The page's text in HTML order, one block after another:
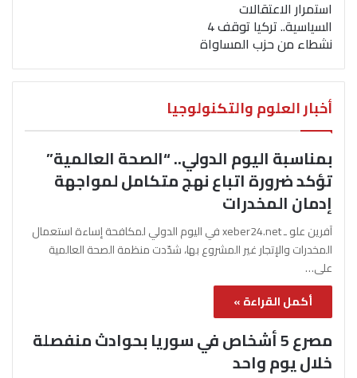
استمرار الاعتقالات
السياسية.. تركيا توقف 4
نشطاء من حزب المساواة
أخبار العلوم والتكنولوجيا
بمناسبة اليوم الدولي.. “الصحة العالمية”
تؤكد ضرورة اتباع نهج متكامل لمواجهة
إدمان المخدرات
آفرين علو ـ xeber24.net في اليوم الدولي لمكافحة إساءة استعمال
المخدرات والإتجار غير المشروع بها، شدّدت منظمة الصحة العالمية
على…
أكمل القراءة »
مصرع 5 أشخاص في سوريا بحوادث منفصلة
خلال يوم واحد